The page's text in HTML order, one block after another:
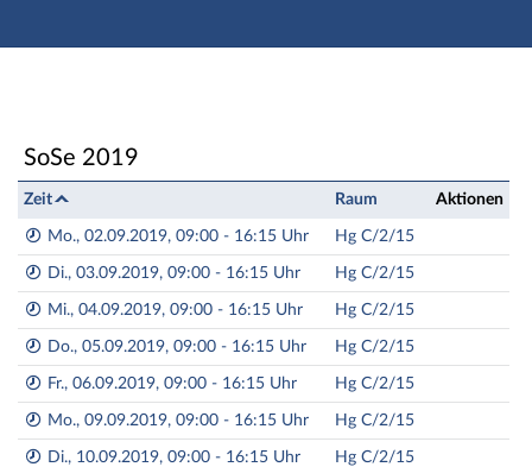
Hauptnavigation
Studienvorbereitung: 2019HA1-2 Vorkurs
SoSe 2019
Zeit Raum Aktionen
Mo., 02.09.2019, 09:00 - 16:15 Uhr Hg C/2/15
Di., 03.09.2019, 09:00 - 16:15 Uhr Hg C/2/15
Mi., 04.09.2019, 09:00 - 16:15 Uhr Hg C/2/15
Do., 05.09.2019, 09:00 - 16:15 Uhr Hg C/2/15
Fr., 06.09.2019, 09:00 - 16:15 Uhr Hg C/2/15
Mo., 09.09.2019, 09:00 - 16:15 Uhr Hg C/2/15
Di., 10.09.2019, 09:00 - 16:15 Uhr Hg C/2/15